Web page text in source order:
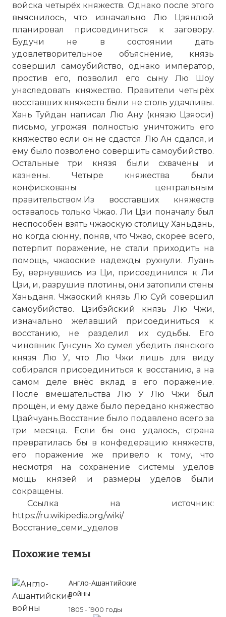
войска четырёх княжеств. Однако после этого
выяснилось, что изначально Лю Цзянлюй
планировал присоединиться к заговору.
Будучи не в состоянии дать
удовлетворительное объяснение, князь
совершил самоубийство, однако император,
простив его, позволил его сыну Лю Шоу
унаследовать княжество. Правители четырёх
восставших княжеств были не столь удачливы.
Хань Туйдан написал Лю Ану (князю Цзяоси)
письмо, угрожая полностью уничтожить его
княжество если он не сдастся. Лю Ан сдался, и
ему было позволено совершить самоубийство.
Остальные три князя были схвачены и
казнены. Четыре княжества были
конфискованы центральным
правительством.Из восставших княжеств
оставалось только Чжао. Ли Цзи поначалу был
неспособен взять чжаоскую столицу Ханьдань,
но когда сюнну, поняв, что Чжао, скорее всего,
потерпит поражение, не стали приходить на
помощь, чжаоские надежды рухнули. Луань
Бу, вернувшись из Ци, присоединился к Ли
Цзи, и, разрушив плотины, они затопили стены
Ханьданя. Чжаоский князь Лю Суй совершил
самоубийство. Цзибэйский князь Лю Чжи,
изначально желавший присоединиться к
восстанию, не разделил их судьбы. Его
чиновник Гунсунь Хо сумел убедить лянского
князя Лю У, что Лю Чжи лишь для виду
собирался присоединиться к восстанию, а на
самом деле внёс вклад в его поражение.
После вмешательства Лю У Лю Чжи был
прощён, и ему даже было передано княжество
Цзайчуань.Восстание было подавлено всего за
три месяца. Если бы оно удалось, страна
превратилась бы в конфедерацию княжеств,
его поражение же привело к тому, что
несмотря на сохранение системы уделов
мощь князей и размеры уделов были
сокращены.
Ссылка на источник:
https://ru.wikipedia.org/wiki/
Восстание_семи_уделов
Похожие темы
Англо-Ашантийские
войны
1805 - 1900 годы